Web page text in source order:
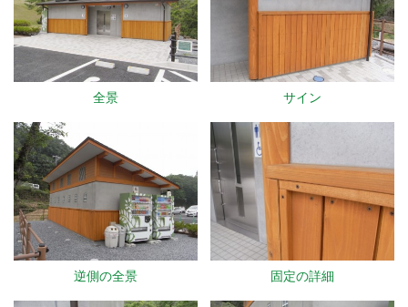
全景 サイン
逆側の全景 固定の詳細